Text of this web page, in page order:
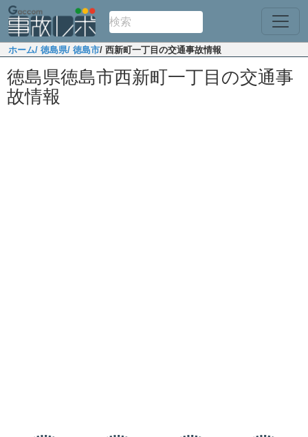
ホーム/ 徳島県/ 徳島市/ 西新町一丁目の交通事故情報
徳島県徳島市西新町一丁目の交通事
故情報